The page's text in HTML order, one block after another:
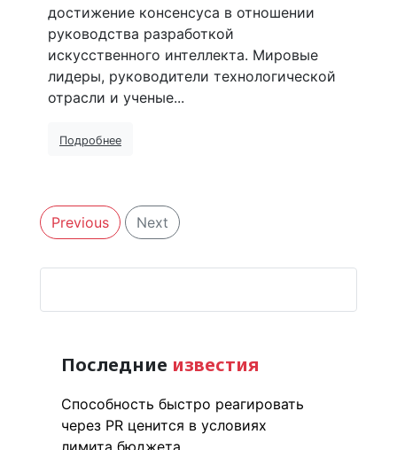
достижение консенсуса в отношении
руководства разработкой
искусственного интеллекта. Мировые
лидеры, руководители технологической
отрасли и ученые...
Подробнее
Previous Next
Последние известия
Способность быстро реагировать
через PR ценится в условиях
лимита бюджета